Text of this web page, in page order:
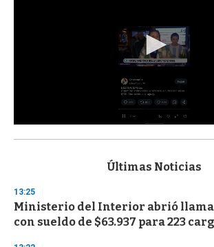
s
d
s
o
f
Últimas Noticias
13:25
Ministerio del Interior abrió
con sueldo de $63.937 para 223